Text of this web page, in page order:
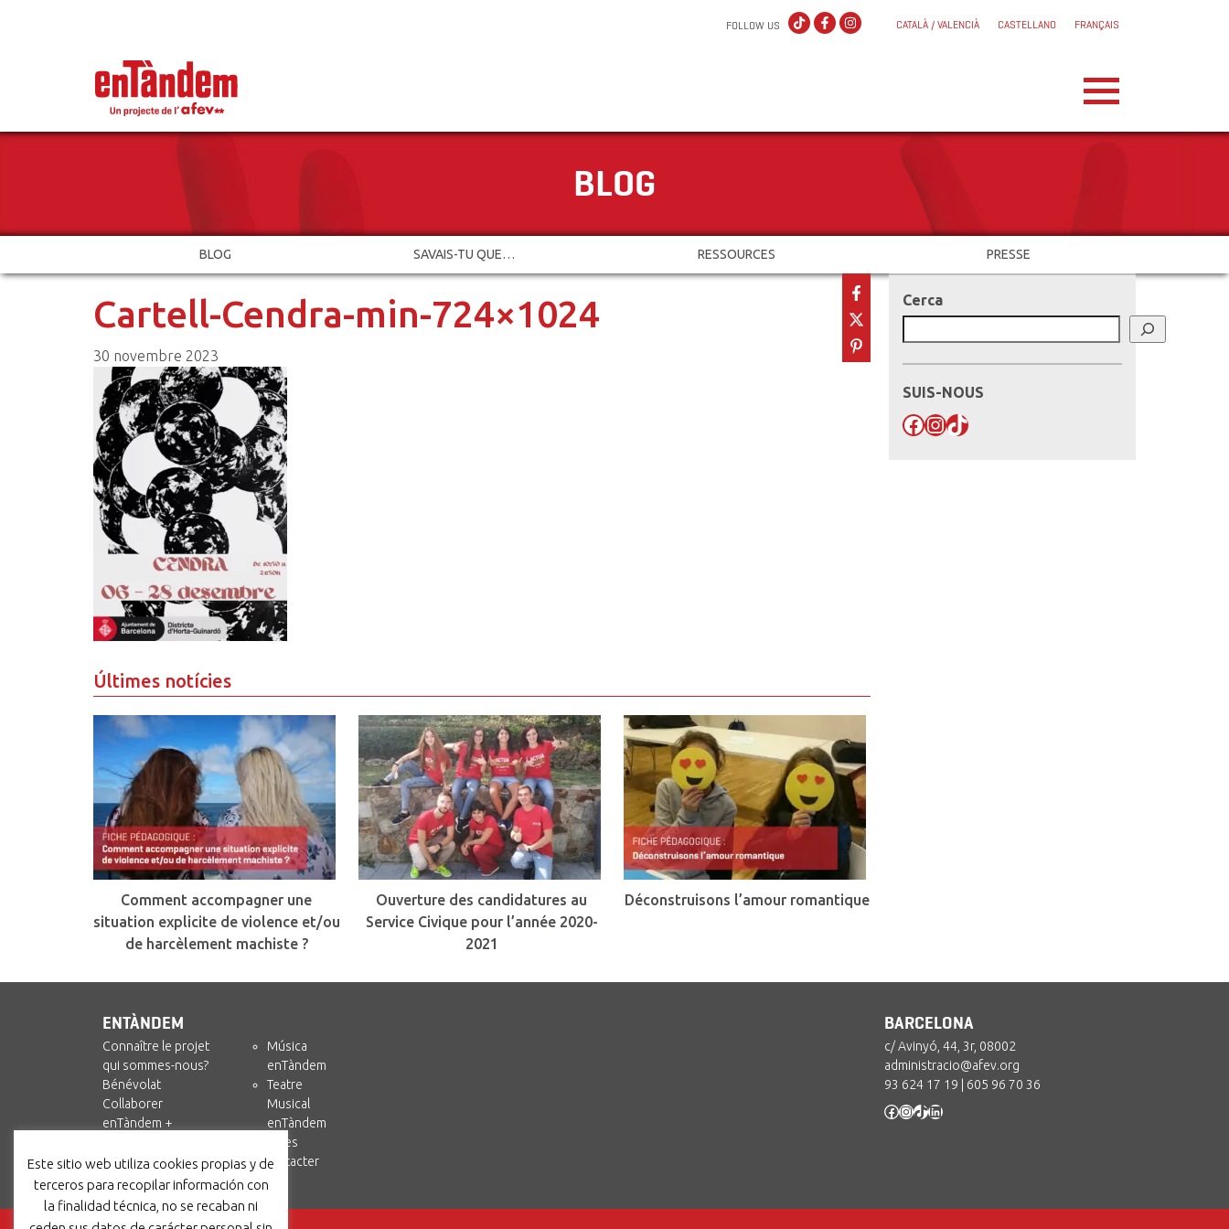
CATALÀ / VALENCIÀ CASTELLANO FRANÇAIS
FOLLOW US
BLOG
BLOG SAVAIS-TU QUE… RESSOURCES PRESSE
Cartell-Cendra-min-724×1024
30 novembre 2023
Últimes notícies
Comment accompagner une
situation explicite de violence et/ou
de harcèlement machiste ?
Ouverture des candidatures au
Service Civique pour l’année 2020-
2021
Déconstruisons l’amour romantique
Cerca
SUIS-NOUS
Facebook
Instagram
TikTok
ENTÀNDEM
Connaître le projet
qui sommes-nous?
Bénévolat
Collaborer
enTàndem +
Música
enTàndem
Teatre
Musical
enTàndem
Ressources
Nous contacter
BARCELONA
c/ Avinyó, 44, 3r, 08002
administracio@afev.org
93 624 17 19
605 96 70 36
Facebook
Instagram
TikTok
LinkedIn
Este sitio web utiliza cookies propias y de
terceros para recopilar información con
la finalidad técnica, no se recaban ni